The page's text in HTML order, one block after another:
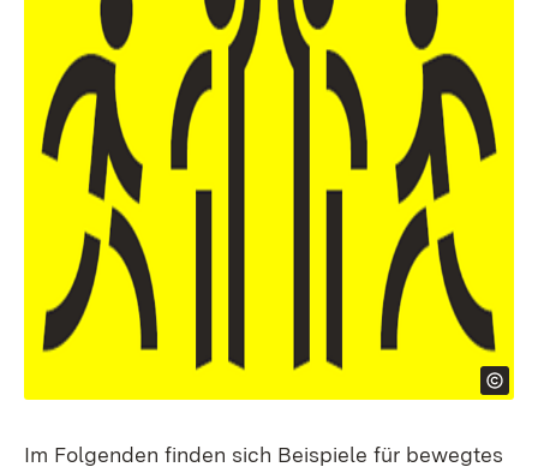
Im Folgenden finden sich Beispiele für bewegtes